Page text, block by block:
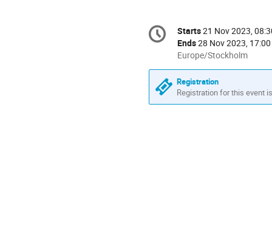
Conference
information
Date/Time
Starts21 Nov 2023,
Ends28 Nov 2023, 17:00
All
times
are
in
Europe/Stockholm
Europe/Stockholm
Registration
Registration for this event